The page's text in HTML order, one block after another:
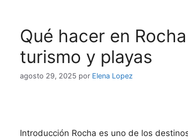
Qué hacer en
turismo y playas
agosto 29, 2025 por Elena Lopez
Introducción Rocha es uno de los